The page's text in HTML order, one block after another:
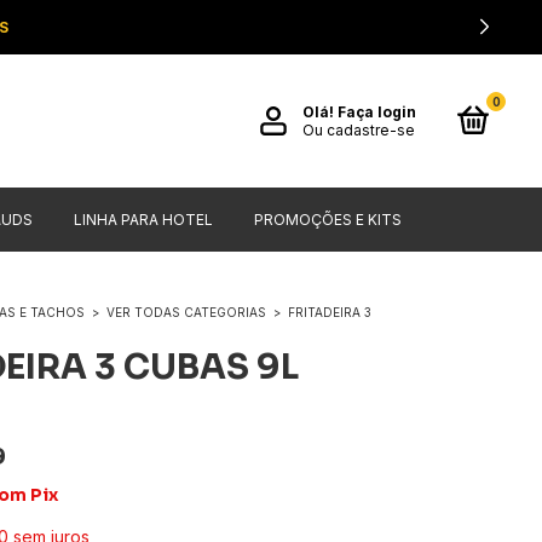
Olá! Faça login
Ou cadastre-se
0
LINHA PARA HOTEL PROMOÇÕES E KITS
E TACHOS > VER TODAS CATEGORIAS > FRITADEIRA 3
3 CUBAS 9L
Pix
sem juros